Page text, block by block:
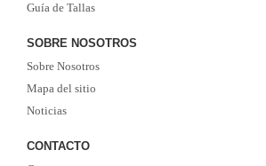
Guía de Tallas
SOBRE NOSOTROS
Sobre Nosotros
Mapa del sitio
Noticias
CONTACTO